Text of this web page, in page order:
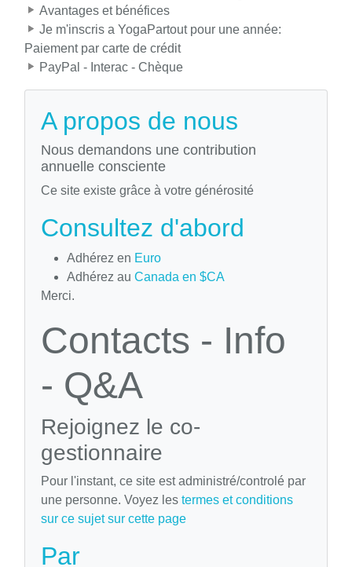
Avantages et bénéfices
Je m'inscris a YogaPartout pour une année:
Paiement par carte de crédit
PayPal - Interac - Chèque
A propos de nous
Nous demandons une contribution
annuelle consciente
Ce site existe grâce à votre générosité
Consultez d'abord
Adhérez en Euro
Adhérez au Canada en $CA
Merci.
Contacts - Info
- Q&A
Rejoignez le co-
gestionnaire
Pour l'instant, ce site est administré/controlé par
une personne. Voyez les termes et conditions
sur ce sujet sur cette page
Par